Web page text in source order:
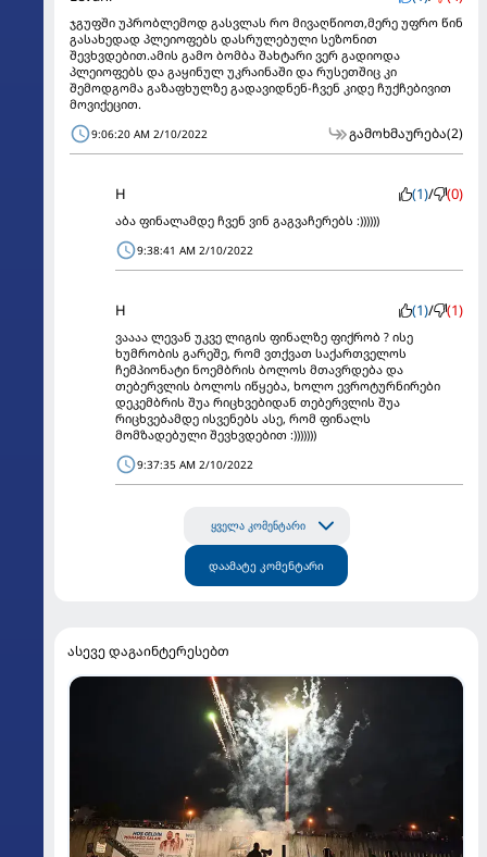
ჯგუფში უპრობლემოდ გასვლას რო მივაღწიოთ,მერე უფრო წინ
გასახედად პლეიოფებს დასრულებული სეზონით
შევხვდებით.ამის გამო ბომბა შახტარი ვერ გადიოდა
პლეიოფებს და გაყინულ უკრაინაში და რუსეთშიც კი
შემოდგომა გაზაფხულზე გადავიდნენ-ჩვენ კიდე ჩუქჩებივით
მოვიქეცით.
9:06:20 AM 2/10/2022 გამოხმაურება(2)
H (1)/ (0)
აბა ფინალამდე ჩვენ ვინ გაგვაჩერებს :))))))
9:38:41 AM 2/10/2022
H (1)/ (1)
ვაააა ლევან უკვე ლიგის ფინალზე ფიქრობ ? ისე
ხუმრობის გარეშე, რომ ვთქვათ საქართველოს
ჩემპიონატი ნოემბრის ბოლოს მთავრდება და
თებერვლის ბოლოს იწყება, ხოლო ევროტურნირები
დეკემბრის შუა რიცხვებიდან თებერვლის შუა
რიცხვებამდე ისვენებს ასე, რომ ფინალს
მომზადებული შევხვდებით :)))))))
9:37:35 AM 2/10/2022
ყველა კომენტარი
დაამატე კომენტარი
ასევე დაგაინტერესებთ